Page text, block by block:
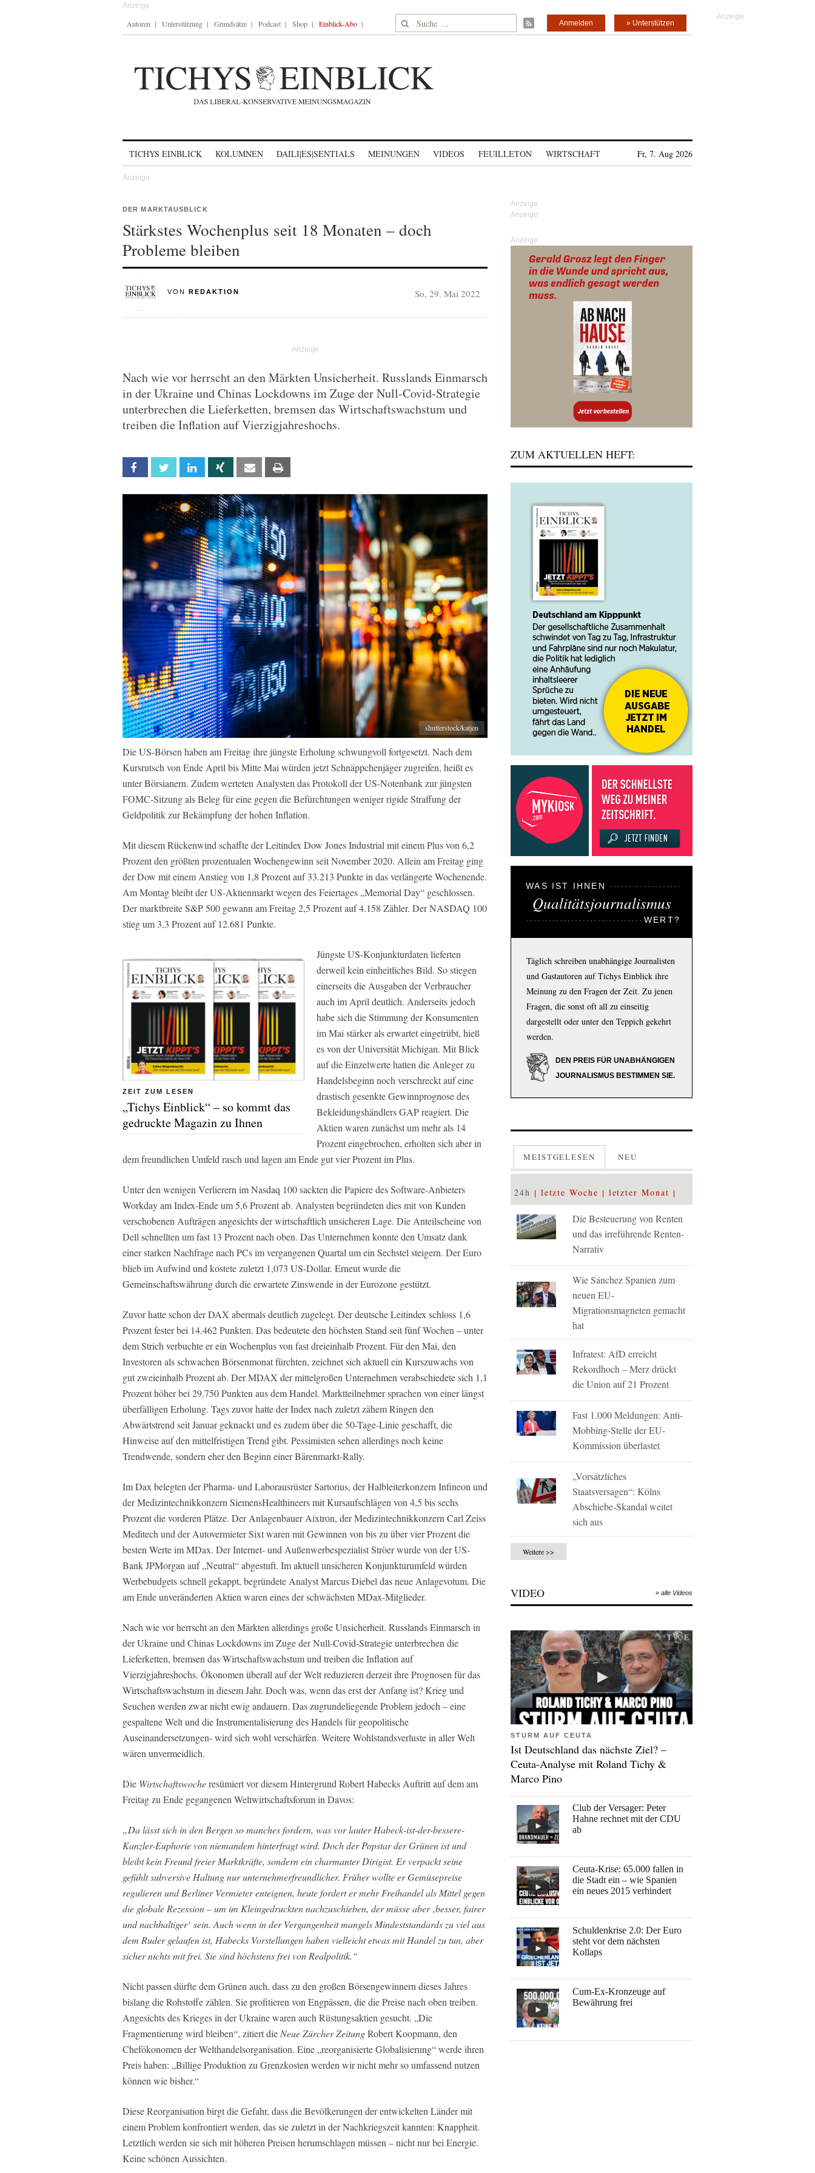
Autoren Unterstützung Grundsätze Podcast Shop Einblick-Abo Suche nach: » Unterstützen
Anmelden
TICHYS EINBLICK KOLUMNEN DAILI|ES|SENTIALS MEINUNGEN VIDEOS FEUILLETON WIRTSCHAFT Fr, 7. Aug 2026
DER MARKTAUSBLICK
Stärkstes Wochenplus seit 18 Monaten – doch
Probleme bleiben
VON REDAKTION So, 29. Mai 2022
Nach wie vor herrscht an den Märkten Unsicherheit. Russlands Einmarsch
in der Ukraine und Chinas Lockdowns im Zuge der Null-Covid-Strategie
unterbrechen die Lieferketten, bremsen das Wirtschaftswachstum und
treiben die Inflation auf Vierzigjahreshochs.
Facebook Twitter Linkedin Xing Email
shutterstock/katjen
Die US-Börsen haben am Freitag ihre jüngste Erholung schwungvoll fortgesetzt. Nach dem
Kursrutsch von Ende April bis Mitte Mai würden jetzt Schnäppchenjäger zugreifen, heißt es
unter Börsianern. Zudem werteten Analysten das Protokoll der US-Notenbank zur jüngsten
FOMC-Sitzung als Beleg für eine gegen die Befürchtungen weniger rigide Straffung der
Geldpolitik zur Bekämpfung der hohen Inflation.
Mit diesem Rückenwind schaffte der Leitindex Dow Jones Industrial mit einem Plus von 6,2
Prozent den größten prozentualen Wochengewinn seit November 2020. Allein am Freitag ging
der Dow mit einem Anstieg von 1,8 Prozent auf 33.213 Punkte in das verlängerte Wochenende.
Am Montag bleibt der US-Aktienmarkt wegen des Feiertages „Memorial Day“ geschlossen.
Der marktbreite S&P 500 gewann am Freitag 2,5 Prozent auf 4.158 Zähler. Der NASDAQ 100
stieg um 3,3 Prozent auf 12.681 Punkte.
ZEIT ZUM LESEN
„Tichys Einblick“ – so kommt das
gedruckte Magazin zu Ihnen
Jüngste US-Konjunkturdaten lieferten
derweil kein einheitliches Bild. So stiegen
einerseits die Ausgaben der Verbraucher
auch im April deutlich. Anderseits jedoch
habe sich die Stimmung der Konsumenten
im Mai stärker als erwartet eingetrübt, hieß
es von der Universität Michigan. Mit Blick
auf die Einzelwerte hatten die Anleger zu
Handelsbeginn noch verschreckt auf eine
drastisch gesenkte Gewinnprognose des
Bekleidungshändlers GAP reagiert. Die
Aktien waren zunächst um mehr als 14
Prozent eingebrochen, erholten sich aber in
dem freundlichen Umfeld rasch und lagen am Ende gut vier Prozent im Plus.
Unter den wenigen Verlierern im Nasdaq 100 sackten die Papiere des Software-Anbieters
Workday am Index-Ende um 5,6 Prozent ab. Analysten begründeten dies mit von Kunden
verschobenen Aufträgen angesichts der wirtschaftlich unsicheren Lage. Die Anteilscheine von
Dell schnellten um fast 13 Prozent nach oben. Das Unternehmen konnte den Umsatz dank
einer starken Nachfrage nach PCs im vergangenen Quartal um ein Sechstel steigern. Der Euro
blieb im Aufwind und kostete zuletzt 1,073 US-Dollar. Erneut wurde die
Gemeinschaftswährung durch die erwartete Zinswende in der Eurozone gestützt.
Zuvor hatte schon der DAX abermals deutlich zugelegt. Der deutsche Leitindex schloss 1,6
Prozent fester bei 14.462 Punkten. Das bedeutete den höchsten Stand seit fünf Wochen – unter
dem Strich verbuchte er ein Wochenplus von fast dreieinhalb Prozent. Für den Mai, den
Investoren als schwachen Börsenmonat fürchten, zeichnet sich aktuell ein Kurszuwachs von
gut zweieinhalb Prozent ab. Der MDAX der mittelgroßen Unternehmen verabschiedete sich 1,1
Prozent höher bei 29.750 Punkten aus dem Handel. Marktteilnehmer sprachen von einer längst
überfälligen Erholung. Tags zuvor hatte der Index nach zuletzt zähem Ringen den
Abwärtstrend seit Januar geknackt und es zudem über die 50-Tage-Linie geschafft, die
Hinweise auf den mittelfristigen Trend gibt. Pessimisten sehen allerdings noch keine
Trendwende, sondern eher den Beginn einer Bärenmarkt-Rally.
Im Dax belegten der Pharma- und Laborausrüster Sartorius, der Halbleiterkonzern Infineon und
der Medizintechnikkonzern SiemensHealthineers mit Kursaufschlägen von 4,5 bis sechs
Prozent die vorderen Plätze. Der Anlagenbauer Aixtron, der Medizintechnikkonzern Carl Zeiss
Meditech und der Autovermieter Sixt waren mit Gewinnen von bis zu über vier Prozent die
besten Werte im MDax. Der Internet- und Außenwerbespezialist Ströer wurde von der US-
Bank JPMorgan auf „Neutral“ abgestuft. Im aktuell unsicheren Konjunkturumfeld würden
Werbebudgets schnell gekappt, begründete Analyst Marcus Diebel das neue Anlagevotum. Die
am Ende unveränderten Aktien waren eines der schwächsten MDax-Mitglieder.
Nach wie vor herrscht an den Märkten allerdings große Unsicherheit. Russlands Einmarsch in
der Ukraine und Chinas Lockdowns im Zuge der Null-Covid-Strategie unterbrechen die
Lieferketten, bremsen das Wirtschaftswachstum und treiben die Inflation auf
Vierzigjahreshochs. Ökonomen überall auf der Welt reduzieren derzeit ihre Prognosen für das
Wirtschaftswachstum in diesem Jahr. Doch was, wenn das erst der Anfang ist? Krieg und
Seuchen werden zwar nicht ewig andauern. Das zugrundeliegende Problem jedoch – eine
gespaltene Welt und die Instrumentalisierung des Handels für geopolitische
Auseinandersetzungen- wird sich wohl verschärfen. Weitere Wohlstandsverluste in aller Welt
wären unvermeidlich.
Die Wirtschaftswocheresümiert vor diesem Hintergrund Robert Habecks Auftritt auf dem am
Freitag zu Ende gegangenen Weltwirtschaftsforum in Davos:
„Da lässt sich in den Bergen so manches fordern, was vor lauter Habeck-ist-der-bessere-
Kanzler-Euphorie von niemandem hinterfragt wird. Doch der Popstar der Grünen ist und
bleibt kein Freund freier Marktkräfte, sondern ein charmanter Dirigist. Er verpackt seine
gefühlt subversive Haltung nur unternehmerfreundlicher. Früher wollte er Gemüsepreise
regulieren und Berliner Vermieter enteignen, heute fordert er mehr Freihandel als Mittel gegen
die globale Rezession – um im Kleingedruckten nachzuschieben, der müsse aber ‚besser, fairer
und nachhaltiger‘ sein. Auch wenn in der Vergangenheit mangels Mindeststandards zu viel aus
dem Ruder gelaufen ist, Habecks Vorstellungen haben vielleicht etwas mit Handel zu tun, aber
sicher nichts mit frei. Sie sind höchstens frei von Realpolitik.“
Nicht passen dürfte dem Grünen auch, dass zu den großen Börsengewinnern dieses Jahres
bislang die Rohstoffe zählen. Sie profitieren von Engpässen, die die Preise nach oben treiben.
Angesichts des Krieges in der Ukraine waren auch Rüstungsaktien gesucht. „Die
Fragmentierung wird bleiben“, zitiert die Neue Zürcher ZeitungRobert Koopmann, den
Chefökonomen der Welthandelsorganisation. Eine „reorganisierte Globalisierung“ werde ihren
Preis haben: „Billige Produktion zu Grenzkosten werden wir nicht mehr so umfassend nutzen
können wie bisher.“
Diese Reorganisation birgt die Gefahr, dass die Bevölkerungen der entwickelten Länder mit
einem Problem konfrontiert werden, das sie zuletzt in der Nachkriegszeit kannten: Knappheit.
Letztlich werden sie sich mit höheren Preisen herumschlagen müssen – nicht nur bei Energie.
Keine schönen Aussichten.
Anzeige
ZUM AKTUELLEN HEFT:
WAS IST IHNEN
Qualitätsjournalismus
WERT?
Täglich schreiben unabhängige Journalisten
und Gastautoren auf Tichys Einblick ihre
Meinung zu den Fragen der Zeit. Zu jenen
Fragen, die sonst oft all zu einseitig
dargestellt oder unter den Teppich gekehrt
werden.
DEN PREIS FÜR UNABHÄNGIGEN
JOURNALISMUS BESTIMMEN SIE.
MEISTGELESEN NEU
24h letzte Woche letzter Monat
Die Besteuerung von Renten
und das irreführende Renten-
Narrativ
Wie Sánchez Spanien zum
neuen EU-
Migrationsmagneten gemacht
hat
Infratest: AfD erreicht
Rekordhoch – Merz drückt
die Union auf 21 Prozent
Fast 1.000 Meldungen: Anti-
Mobbing-Stelle der EU-
Kommission überlastet
„Vorsätzliches
Staatsversagen“: Kölns
Abschiebe-Skandal weitet
sich aus
Weitere >>
VIDEO » alle Videos
STURM AUF CEUTA
Ist Deutschland das nächste Ziel? –
Ceuta-Analyse mit Roland Tichy &
Marco Pino
Club der Versager: Peter
Hahne rechnet mit der CDU
ab
Ceuta-Krise: 65.000 fallen in
die Stadt ein – wie Spanien
ein neues 2015 verhindert
Schuldenkrise 2.0: Der Euro
steht vor dem nächsten
Kollaps
Cum-Ex-Kronzeuge auf
Bewährung frei